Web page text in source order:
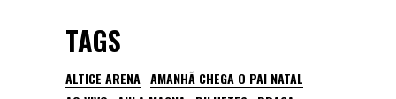
TAGS
ALTICE ARENA AMANHÃ CHEGA O PAI NATAL